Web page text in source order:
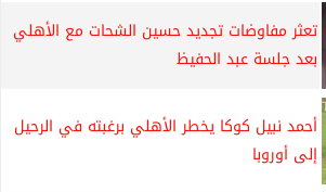
تعثر مفاوضات تجديد حسين الشحات مع الأهلي
بعد جلسة عبد الحفيظ
أحمد نبيل كوكا يخطر الأهلي برغبته في الرحيل
إلى أوروبا